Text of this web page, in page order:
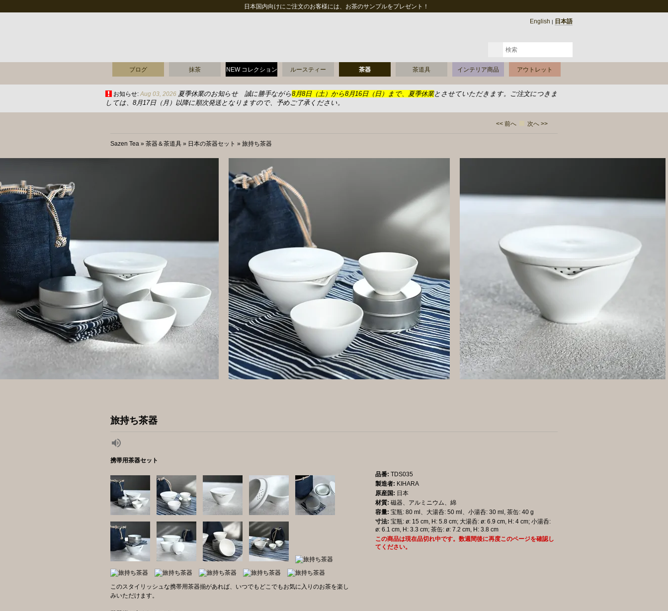
日本国内向けにご注文のお客様には、お茶のサンプルをプレゼント！
English | 日本語
ブログ 抹茶 NEW コレクション ルースティー 茶器 茶道具 インテリア商品 アウトレット
お知らせ: Aug 03, 2026 夏季休業のお知らせ 誠に勝手ながら8月8日（土）から8月16日（日）まで、夏季休業とさせていただきます。ご注文につきま
しては、8月17日（月）以降に順次発送となりますので、予めご了承ください。
<< 前へ 次へ >>
Sazen Tea » 茶器＆茶道具 » 日本の茶器セット » 旅持ち茶器
旅持ち茶器
携帯用茶器セット
このスタイリッシュな携帯用茶器揃があれば、いつでもどこでもお気に入りのお茶を楽し
みいただけます。
品番: TDS035
製造者: KIHARA
原産国: 日本
材質: 磁器、アルミニウム、綿
容量: 宝瓶: 80 ml、大湯呑: 50 ml、小湯呑: 30 ml, 茶缶: 40 g
寸法: 宝瓶: ø: 15 cm, H: 5.8 cm; 大湯呑: ø: 6.9 cm, H: 4 cm; 小湯呑:
ø: 6.1 cm, H: 3.3 cm; 茶缶: ø: 7.2 cm, H: 3.8 cm
この商品は現在品切れ中です。数週間後に再度このページを確認し
てください。